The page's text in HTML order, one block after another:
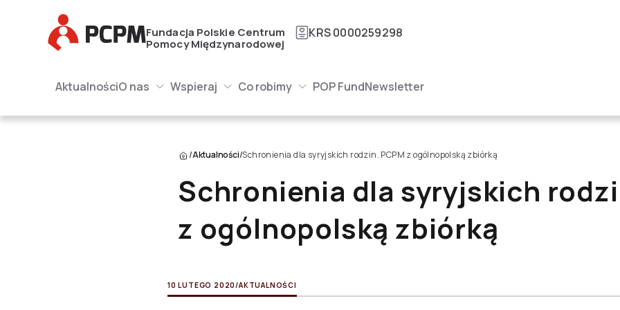
Główne Logo
Fundacja Polskie Centrum
Pomocy Międzynarodowej
KRS0000259298
Główne Logo
AktualnościO nasO nas Submenu WspierajWspieraj Submenu Co robimySubmenu POP FundNewsletter
/Aktualności/Schronienia dla syryjskich rodzin. PCPM z ogólnopolską zbiórką
Schronienia dla syryjskich
z ogólnopolską zbiórką
10 LUTEGO 2020 /AKTUALNOŚCI